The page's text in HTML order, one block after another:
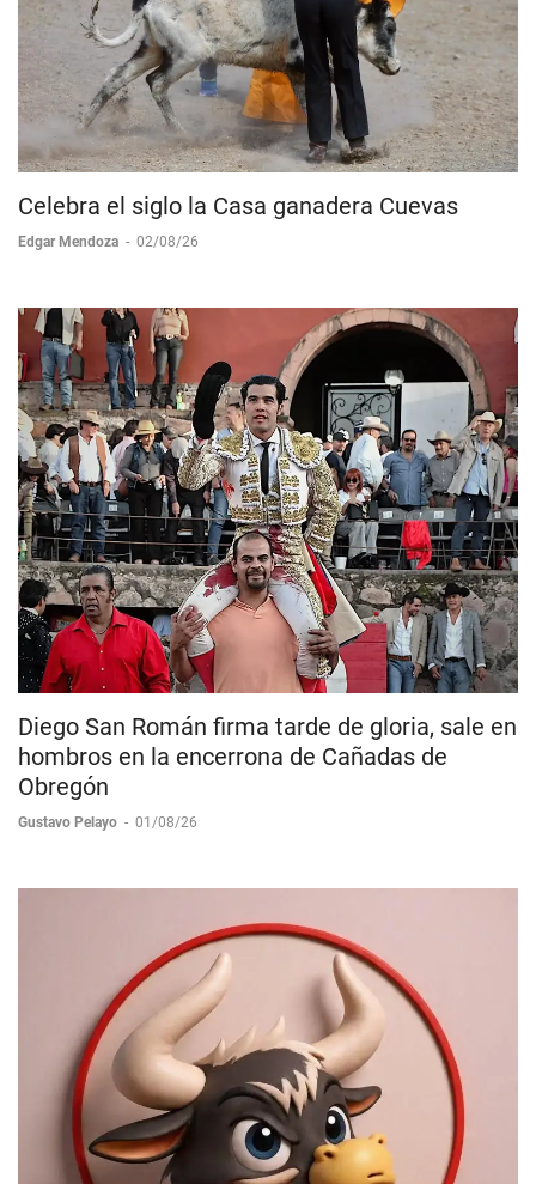
Celebra el siglo la Casa ganadera Cuevas
Edgar Mendoza - 02/08/26
Diego San Román firma tarde de gloria, sale en
hombros en la encerrona de Cañadas de
Obregón
Gustavo Pelayo - 01/08/26